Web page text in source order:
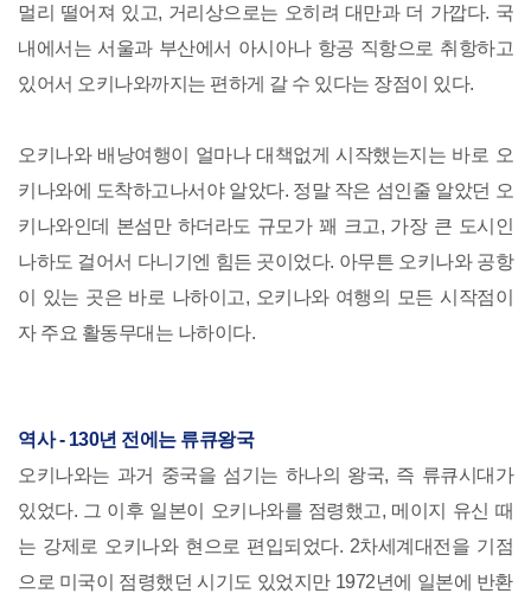
멀리 떨어져 있고, 거리상으로는 오히려 대만과 더 가깝다. 국
내에서는 서울과 부산에서 아시아나 항공 직항으로 취항하고
있어서 오키나와까지는 편하게 갈 수 있다는 장점이 있다.
오키나와 배낭여행이 얼마나 대책없게 시작했는지는 바로 오
키나와에 도착하고나서야 알았다. 정말 작은 섬인줄 알았던 오
키나와인데 본섬만 하더라도 규모가 꽤 크고, 가장 큰 도시인
나하도 걸어서 다니기엔 힘든 곳이었다. 아무튼 오키나와 공항
이 있는 곳은 바로 나하이고, 오키나와 여행의 모든 시작점이
자 주요 활동무대는 나하이다.
역사 - 130년 전에는 류큐왕국
오키나와는 과거 중국을 섬기는 하나의 왕국, 즉 류큐시대가
있었다. 그 이후 일본이 오키나와를 점령했고, 메이지 유신 때
는 강제로 오키나와 현으로 편입되었다. 2차세계대전을 기점
으로 미국이 점령했던 시기도 있었지만 1972년에 일본에 반환